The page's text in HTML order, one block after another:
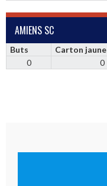
AMIENS SC
Buts Carton jaune
0
0